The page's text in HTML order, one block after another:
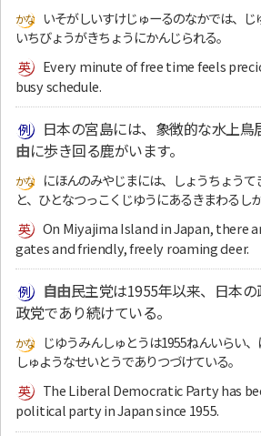
いそがしいすけじゅーるのなかでは、
いちびょうがきちょうにかんじられる。
Every minute of free time feels
busy schedule.
日本の宮島には、象徴的な水上鳥
由に歩き回る鹿がいます。
にほんのみやじまには、しょうちょう
と、ひとなつっこくじゆうにあるきまわるし
On Miyajima Island in Japan, there
gates and friendly, freely roaming deer.
自由民主党は1955年以来、日本
政党であり続けている。
じゆうみんしゅとうは1955ねんいらい
しゅようなせいとうでありつづけている。
The Liberal Democratic Party has
political party in Japan since 1955.